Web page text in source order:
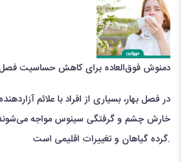
8 دمنوش فوق‌العاده برای کاهش حساسیت‌ فصل
در فصل بهار، بسیاری از افراد با علائم
خارش چشم و گرفتگی سینوس مواجه
گرده گیاهان و تغییرات اقلیمی است.